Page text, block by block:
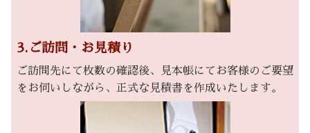
3.ご訪問・お見積り
ご訪問先にて枚数の確認後、見本帳にてお客様のご要望
をお伺いしながら、正式な見積書を作成いたします。